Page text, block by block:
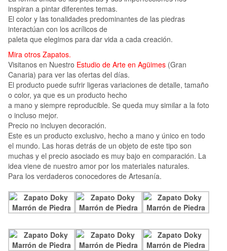
inspiran a pintar diferentes temas.
El color y las tonalidades predominantes de las piedras
interactúan con los acrílicos de
paleta que elegimos para dar vida a cada creación.
Mira otros Zapatos.
Visitanos en Nuestro Estudio de Arte en Agüimes (Gran
Canaria) para ver las ofertas del días.
El producto puede sufrir ligeras variaciones de detalle, tamaño
o color, ya que es un producto hecho
a mano y siempre reproducible. Se queda muy similar a la foto
o incluso mejor.
Precio no incluyen decoración.
Este es un producto exclusivo, hecho a mano y único en todo
el mundo. Las horas detrás de un objeto de este tipo son
muchas y el precio asociado es muy bajo en comparación. La
idea viene de nuestro amor por los materiales naturales.
Para los verdaderos conocedores de Artesanía.